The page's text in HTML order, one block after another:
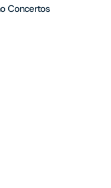
Concertos